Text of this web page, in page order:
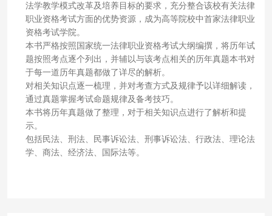
法学教学模式改革及培养目标的要求，充分整合该校有关法律
职业资格考试方面的优势资源，成为高等院校中首家法律职业
资格考试学院。
本书严格按照国家统一法律职业资格考试大纲编撰，将历年试
题按照考点逐个列出，并辅以与该考点相关的历年真题本书对
于每一道历年真题都做了详尽的解析。
对相关知识点逐一梳理，并对考查方式及规律予以详细解读，
通过真题掌握考试命题规律及备考技巧。
本书将历年真题做了整理，对于相关知识点进行了解析和提
示。
包括民法、刑法、民事诉讼法、刑事诉讼法、行政法、理论法
学、商法、经济法、国际法等。